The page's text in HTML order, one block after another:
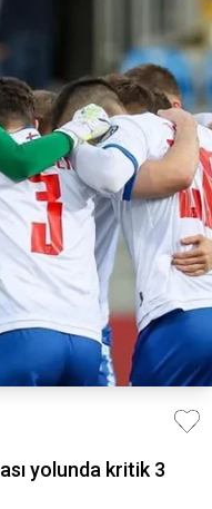
yolunda kritik 3